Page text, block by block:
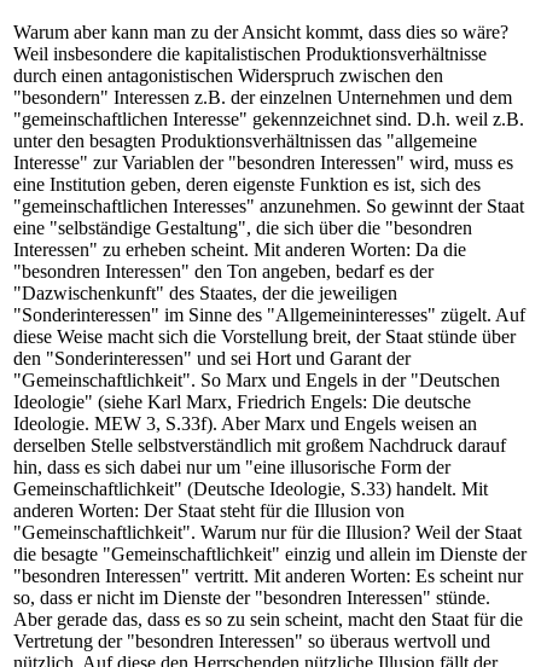
Warum aber kann man zu der Ansicht kommt, dass dies so wäre?
Weil insbesondere die kapitalistischen Produktionsverhältnisse
durch einen antagonistischen Widerspruch zwischen den
"besondern" Interessen z.B. der einzelnen Unternehmen und dem
"gemeinschaftlichen Interesse" gekennzeichnet sind. D.h. weil z.B.
unter den besagten Produktionsverhältnissen das "allgemeine
Interesse" zur Variablen der "besondren Interessen" wird, muss es
eine Institution geben, deren eigenste Funktion es ist, sich des
"gemeinschaftlichen Interesses" anzunehmen. So gewinnt der Staat
eine "selbständige Gestaltung", die sich über die "besondren
Interessen" zu erheben scheint. Mit anderen Worten: Da die
"besondren Interessen" den Ton angeben, bedarf es der
"Dazwischenkunft" des Staates, der die jeweiligen
"Sonderinteressen" im Sinne des "Allgemeininteresses" zügelt. Auf
diese Weise macht sich die Vorstellung breit, der Staat stünde über
den "Sonderinteressen" und sei Hort und Garant der
"Gemeinschaftlichkeit". So Marx und Engels in der "Deutschen
Ideologie" (siehe Karl Marx, Friedrich Engels: Die deutsche
Ideologie. MEW 3, S.33f). Aber Marx und Engels weisen an
derselben Stelle selbstverständlich mit großem Nachdruck darauf
hin, dass es sich dabei nur um "eine illusorische Form der
Gemeinschaftlichkeit" (Deutsche Ideologie, S.33) handelt. Mit
anderen Worten: Der Staat steht für die Illusion von
"Gemeinschaftlichkeit". Warum nur für die Illusion? Weil der Staat
die besagte "Gemeinschaftlichkeit" einzig und allein im Dienste der
"besondren Interessen" vertritt. Mit anderen Worten: Es scheint nur
so, dass er nicht im Dienste der "besondren Interessen" stünde.
Aber gerade das, dass es so zu sein scheint, macht den Staat für die
Vertretung der "besondren Interessen" so überaus wertvoll und
nützlich. Auf diese den Herrschenden nützliche Illusion fällt der